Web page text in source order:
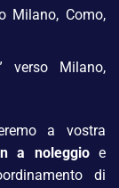
Milano, Como,
verso Milano,
a vostra
a noleggioe
di